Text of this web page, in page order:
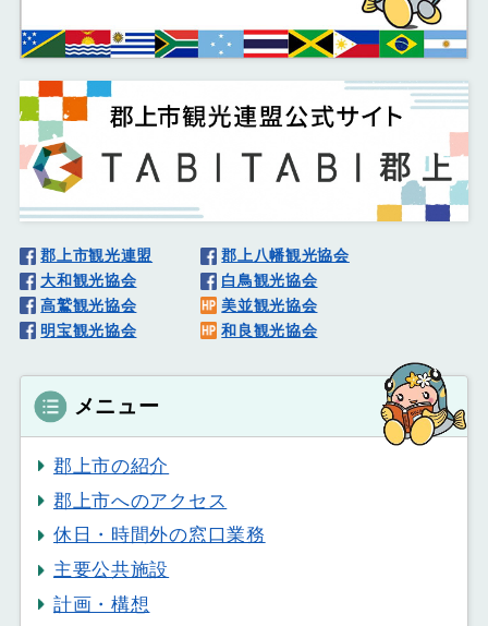
郡上市観光連盟
郡上八幡観光協会
大和観光協会
白鳥観光協会
高鷲観光協会
美並観光協会
明宝観光協会
和良観光協会
メニュー
郡上市の紹介
郡上市へのアクセス
休日・時間外の窓口業務
主要公共施設
計画・構想